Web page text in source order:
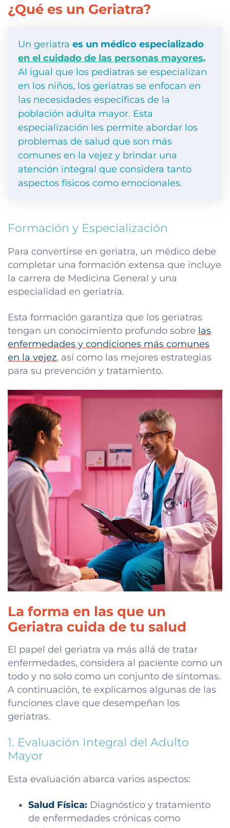
¿Qué es un Geriatra?
Un geriatra es un médico especializado
en el cuidado de las personas mayores.
Al igual que los pediatras se especializan
en los niños, los geriatras se enfocan en
las necesidades específicas de la
población adulta mayor. Esta
especialización les permite abordar los
problemas de salud que son más
comunes en la vejez y brindar una
atención integral que considera tanto
aspectos físicos como emocionales.
Formación y Especialización
Para convertirse en geriatra, un médico debe
completar una formación extensa que incluye
la carrera de Medicina General y una
especialidad en geriatría.
Esta formación garantiza que los geriatras
tengan un conocimiento profundo sobre las
enfermedades y condiciones más comunes
en la vejez, así como las mejores estrategias
para su prevención y tratamiento.
La forma en las que un
Geriatra cuida de tu salud
El papel del geriatra va más allá de tratar
enfermedades, considera al paciente como un
todo y no solo como un conjunto de síntomas.
A continuación, te explicamos algunas de las
funciones clave que desempeñan los
geriatras.
1. Evaluación Integral del Adulto
Mayor
Esta evaluación abarca varios aspectos:
Salud Física: Diagnóstico y tratamiento
de enfermedades crónicas como